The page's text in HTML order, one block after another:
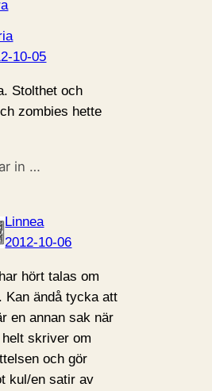
10-05
Stolthet och
zombies hette
in …
Linnea
2012-10-06
hört talas om
Kan ändå tycka att
en annan sak när
helt skriver om
och gör
kul/en satir av